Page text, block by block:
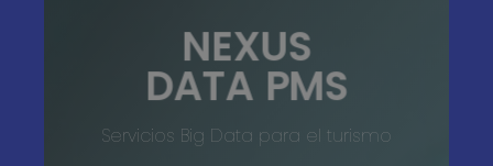
NEXUS
DATA PMS
Servicios Big Data para el turismo